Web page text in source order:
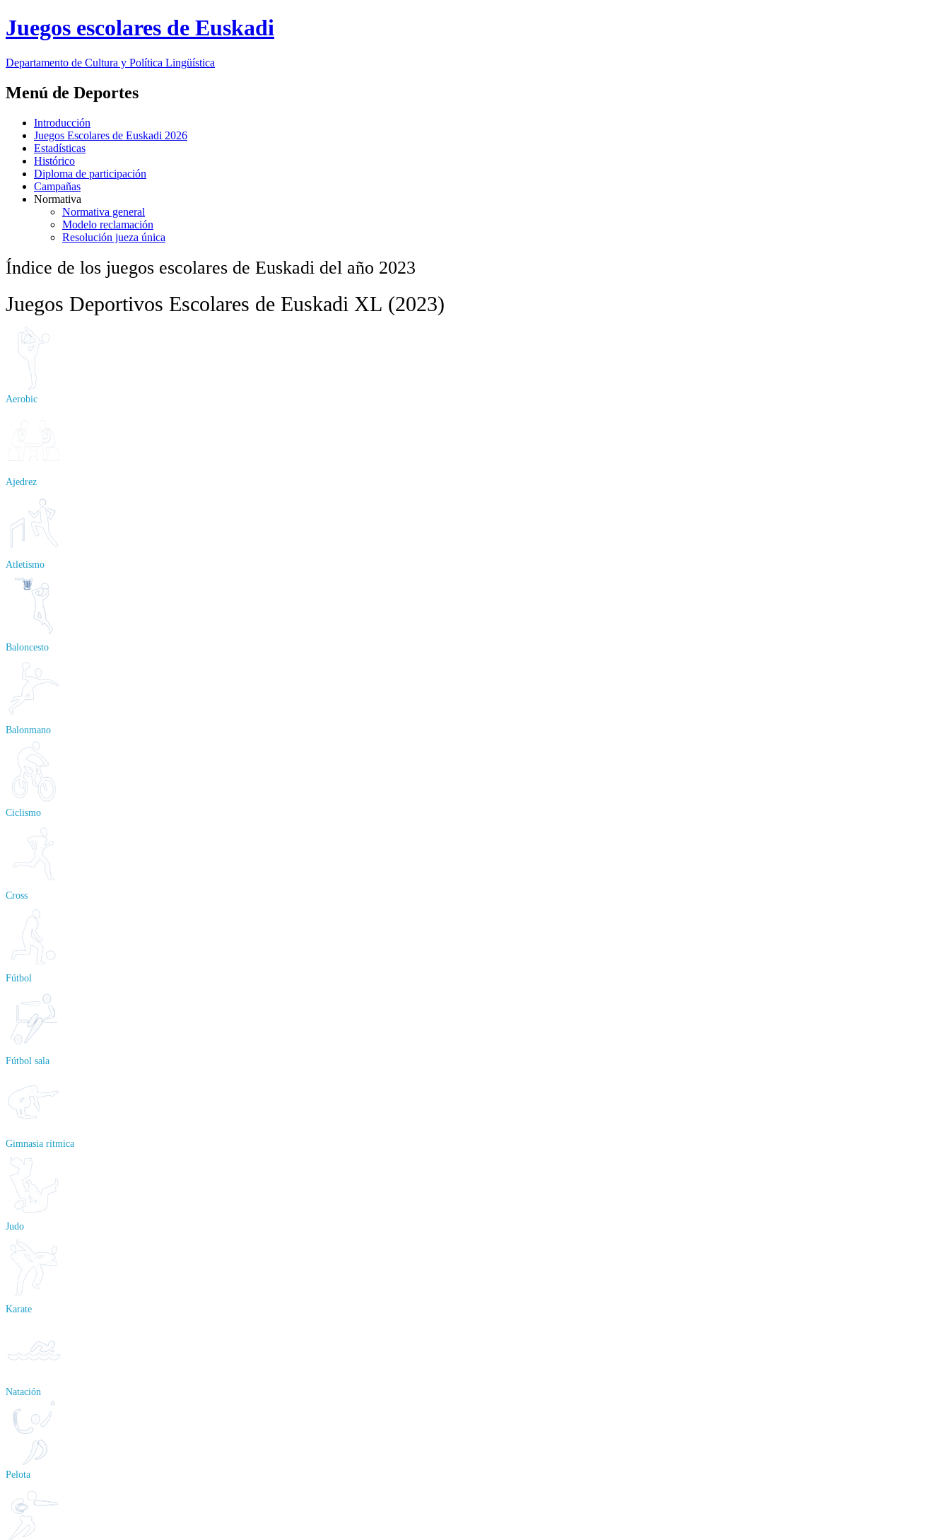
Juegos escolares de Euskadi
Departamento de Cultura y Política Lingüística
Menú de Deportes
Introducción
Juegos Escolares de Euskadi 2026
Estadísticas
Histórico
Diploma de participación
Campañas
Normativa
Normativa general
Modelo reclamación
Resolución jueza única
Índice de los juegos escolares de Euskadi del año 2023
Juegos Deportivos Escolares de Euskadi XL (2023)
Aerobic
Ajedrez
Atletismo
Baloncesto
Balonmano
Ciclismo
Cross
Fútbol
Fútbol sala
Gimnasia rítmica
Judo
Karate
Natación
Pelota